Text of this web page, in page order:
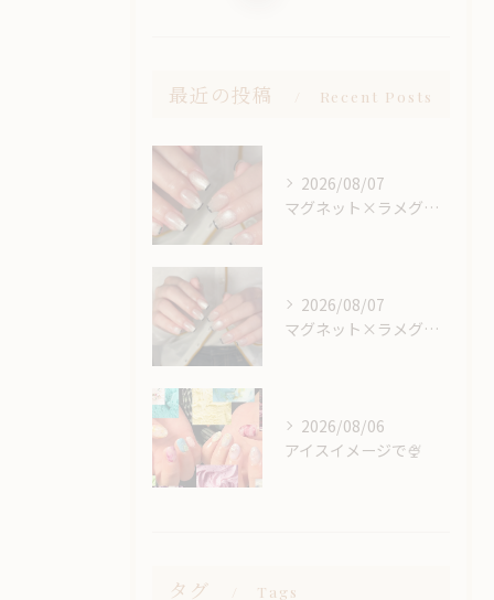
最近の投稿 Recent Posts
2026/08/07
マグネット×ラメグラベースにスキニーフレンチ🖤🎶
2026/08/07
マグネット×ラメグラベースにスキニーフレンチ🖤🎶
2026/08/06
アイスイメージで🍨
タグ Tags